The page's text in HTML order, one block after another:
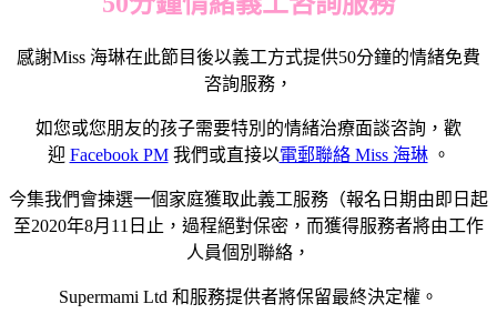
感謝Miss 海琳在此節目後以義工方式提供50分鐘的情緒免費
咨詢服務，
如您或您朋友的孩子需要特別的情緒治療面談咨詢，歡
迎 Facebook PM我們或直接以電郵聯絡 Miss 海琳。
今集我們會揀選一個家庭獲取此義工服務（報名日期由即日起
至2020年8月11日止，過程絕對保密，而獲得服務者將由工作
人員個別聯絡，
Supermami Ltd 和服務提供者將保留最終決定權。